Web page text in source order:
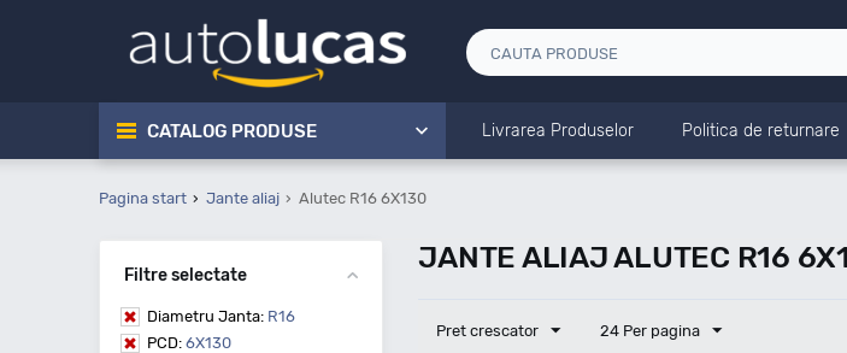
CATALOG PRODUSE Livrarea Produselor Politica de returnare
Pagina start Jante aliaj Alutec R16 6X130
JANTE ALIAJ ALUTEC R16
Pret crescator 24 Per pagina
Filtre selectate
Diametru Janta: R16
PCD: 6X130